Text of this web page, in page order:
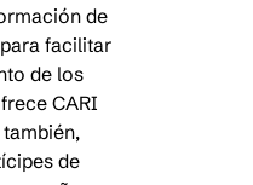
de
facilitar
de los
CARI
de